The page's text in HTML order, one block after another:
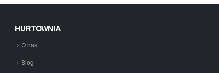
HURTOWNIA
O nas
Blog